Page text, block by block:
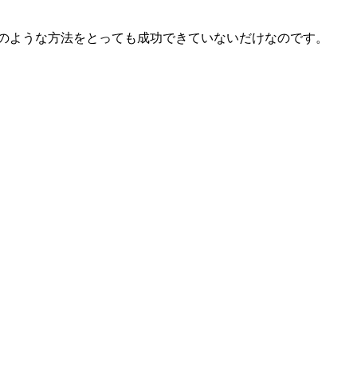
うな方法をとっても成功できていないだけなのです。